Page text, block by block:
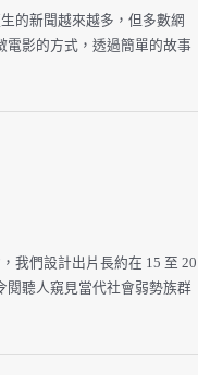
的新聞越來越多，但多數網
電影的方式，透過簡單的故事
我們設計出片長約在 15 至 20
閱聽人窺見當代社會弱勢族群